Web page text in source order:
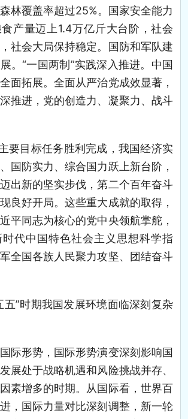
林覆盖率超过25%。国家安全能力
产量迈上1.4万亿斤大台阶，社会
社会大局保持稳定。国防和军队建
。“一国两制”实践深入推进。中国
面拓展。全面从严治党成效显著，
推进，党的创造力、凝聚力、战斗
要目标任务胜利完成，我国经济实
国防实力、综合国力跃上新台阶，
出新的坚实步伐，第二个百年奋斗
良好开局。这些重大成就的取得，
平同志为核心的党中央领航掌舵，
代中国特色社会主义思想科学指
全国各族人民聚力攻坚、团结奋斗
”时期我国发展环境面临深刻复杂
际形势，国际形势演变深刻影响国
展处于战略机遇和风险挑战并存、
素增多的时期。从国际看，世界百
，国际力量对比深刻调整，新一轮